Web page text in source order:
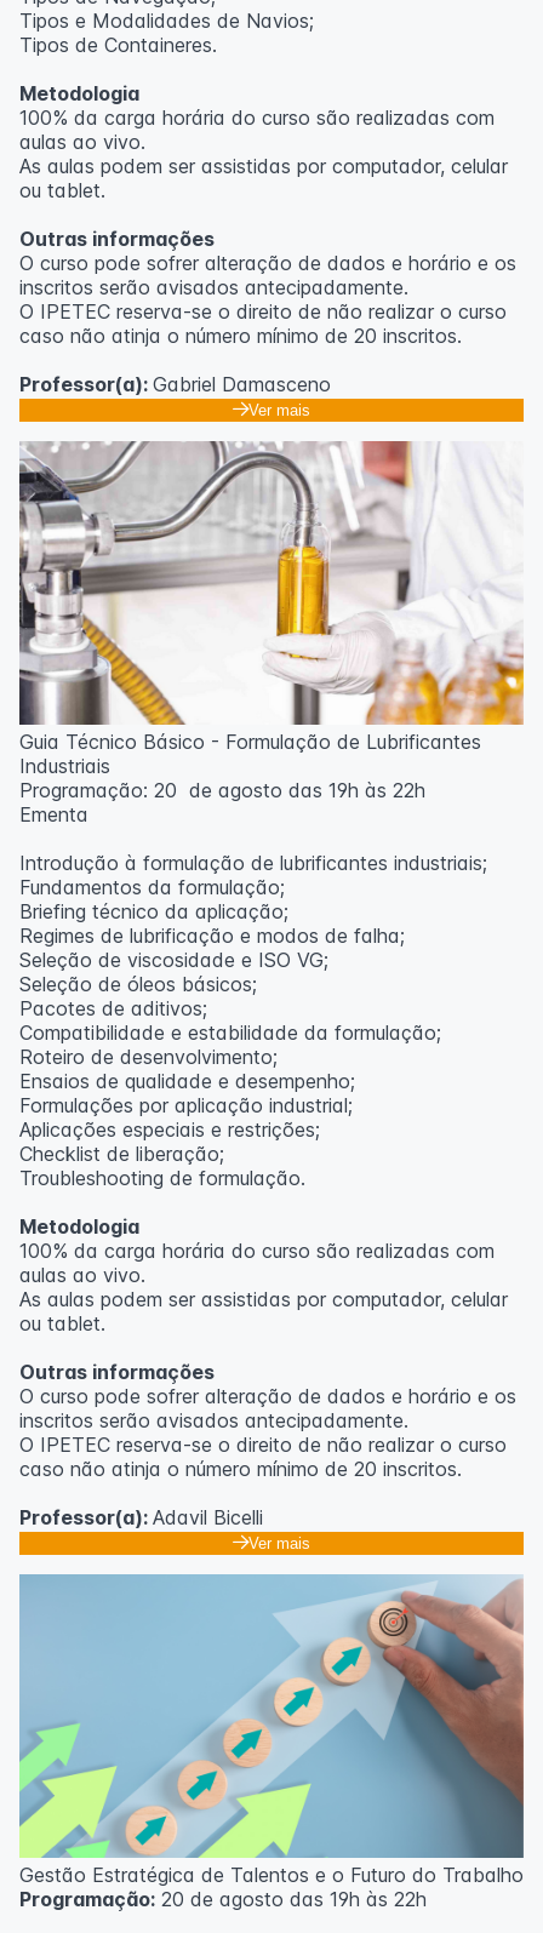
Outras informações
inscritos serão avisados ​​antecipadamente.
O IPETEC reserva-se o direito de não realizar o curso
caso não atinja o número mínimo de 20 inscritos.
Professora:
Tipos e Modalidades de Navios;
Tipos de Containeres.
Metodologia
100% da carga horária do curso são realizadas com
aulas ao vivo.
As aulas podem ser assistidas por computador, celular
ou tablet.
Outras informações
O curso pode sofrer alteração de dados e horário e os
inscritos serão avisados ​​antecipadamente.
O IPETEC reserva-se o direito de não realizar o curso
caso não atinja o número mínimo de 20 inscritos.
Professor(a): Gabriel Damasceno
Ver mais
Guia Técnico Básico - Formulação de Lubrificantes
Industriais
Programação: 20 de agosto das 19h às 22h
Ementa
Introdução à formulação de lubrificantes industriais;
Fundamentos da formulação;
Briefing técnico da aplicação;
Regimes de lubrificação e modos de falha;
Seleção de viscosidade e ISO VG;
Seleção de óleos básicos;
Pacotes de aditivos;
Compatibilidade e estabilidade da formulação;
Roteiro de desenvolvimento;
Ensaios de qualidade e desempenho;
Formulações por aplicação industrial;
Aplicações especiais e restrições;
Checklist de liberação;
Troubleshooting de formulação.
Metodologia
100% da carga horária do curso são realizadas com
aulas ao vivo.
As aulas podem ser assistidas por computador, celular
ou tablet.
Outras informações
O curso pode sofrer alteração de dados e horário e os
inscritos serão avisados ​​antecipadamente.
O IPETEC reserva-se o direito de não realizar o curso
caso não atinja o número mínimo de 20 inscritos.
Professor(a): Adavil Bicelli
Ver mais
Gestão Estratégica de Talentos e o Futuro do Trabalho
Programação: 20 de agosto das 19h às 22h